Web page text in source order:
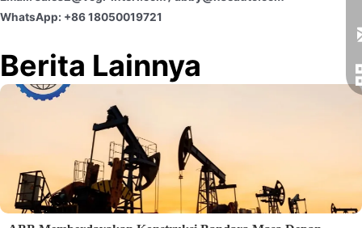
WhatsApp: +86 18050019721
Berita Lainnya